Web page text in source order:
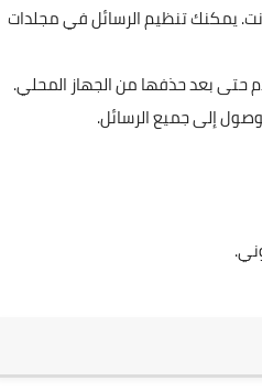
يمكنك تنظيم الرسائل في مجلدات
حتى بعد حذفها من الجهاز المحلي.